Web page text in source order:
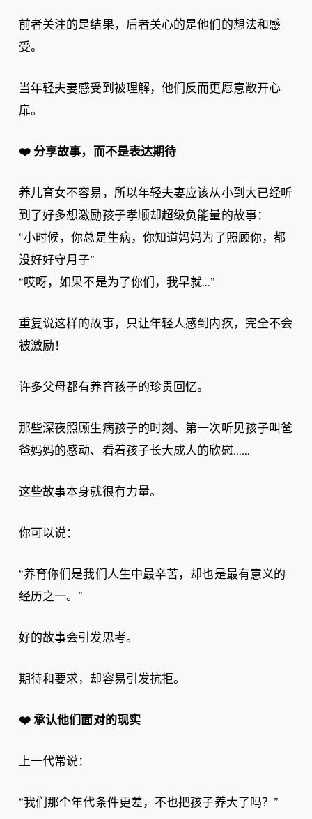
前者关注的是结果，后者关心的是他们的想法和感
受。
当年轻夫妻感受到被理解，他们反而更愿意敞开心
扉。
❤️分享故事，而不是表达期待
养儿育女不容易，所以年轻夫妻应该从小到大已经听
到了好多想激励孩子孝顺却超级负能量的故事：
“小时候，你总是生病，你知道妈妈为了照顾你，都
没好好守月子”
“哎呀，如果不是为了你们，我早就…”
重复说这样的故事，只让年轻人感到内疚，完全不会
被激励！
许多父母都有养育孩子的珍贵回忆。
那些深夜照顾生病孩子的时刻、第一次听见孩子叫爸
爸妈妈的感动、看着孩子长大成人的欣慰……
这些故事本身就很有力量。
你可以说：
“养育你们是我们人生中最辛苦，却也是最有意义的
经历之一。”
好的故事会引发思考。
期待和要求，却容易引发抗拒。
❤️承认他们面对的现实
上一代常说：
“我们那个年代条件更差，不也把孩子养大了吗？”